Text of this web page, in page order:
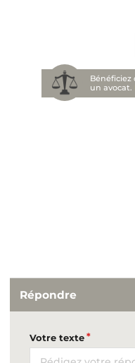
un avocat.
Répondre
Votre texte